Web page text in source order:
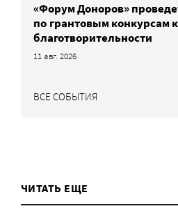
«Форум Доноров»
по грантовым конкурсам
благотворительности
11 авг. 2026
ВСЕ СОБЫТИЯ
ЧИТАТЬ ЕЩЕ